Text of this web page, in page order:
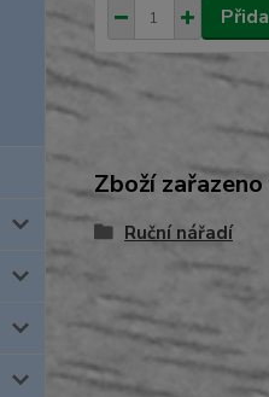
Zboží
Ruční nářadí